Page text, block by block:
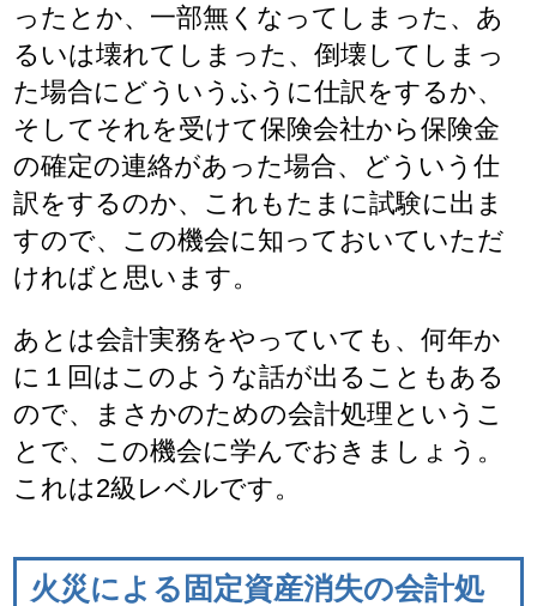
ったとか、一部無くなってしまった、あ
るいは壊れてしまった、倒壊してしまっ
た場合にどういうふうに仕訳をするか、
そしてそれを受けて保険会社から保険金
の確定の連絡があった場合、どういう仕
訳をするのか、これもたまに試験に出ま
すので、この機会に知っておいていただ
ければと思います。
あとは会計実務をやっていても、何年か
に１回はこのような話が出ることもある
ので、まさかのための会計処理というこ
とで、この機会に学んでおきましょう。
これは2級レベルです。
火災による固定資産消失の会計処